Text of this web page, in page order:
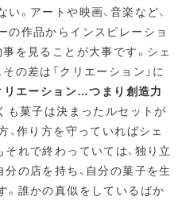
。アートや映画、音楽など、
の作品からインスピレーショ
を見ることが大事です。シェ
の差は「クリエーション」に
エーション…つまり創造力
も菓子は決まったルセットが
、作り方を守っていればシェ
れで終わっていては、独り立
の店を持ち、自分の菓子を生
。誰かの真似をしているばか